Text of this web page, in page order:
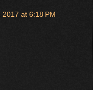
2017 at 6:18 PM